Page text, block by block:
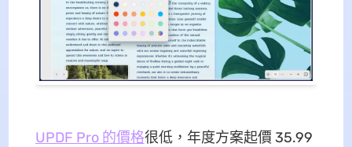
UPDF Pro 的價格很低，年度方案起價 35.99